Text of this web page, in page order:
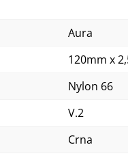
Aura
120mm x
Nylon 66
V.2
Crna